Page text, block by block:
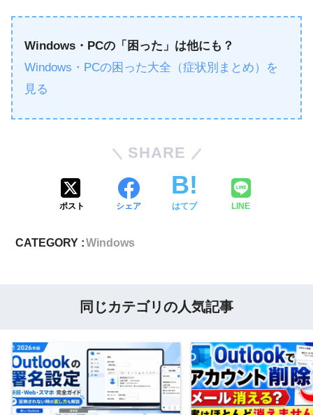
Windows・PCの「困った」は他にも？
Windows・PCの困った大全（症状別まとめ）を
見る
SHARE
ポスト シェア はてブ LINE
CATEGORY :Windows
同じカテゴリの人気記事